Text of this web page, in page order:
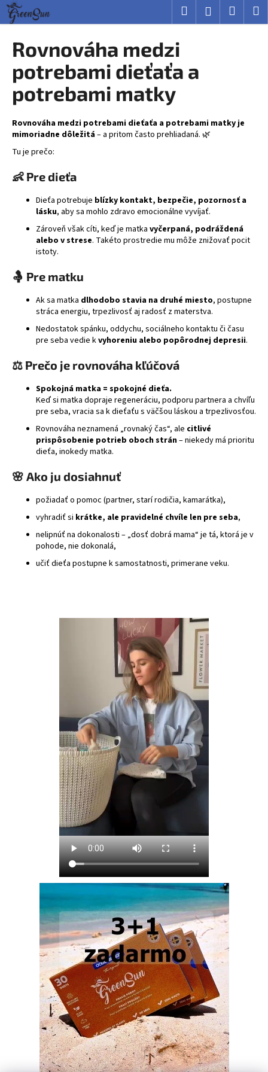
Prejsť
obsah
Hľadať Prihlásenie
Rovnováha medzi
potrebami dieťaťa a
potrebami matky
Rovnováha medzi potrebami dieťaťa a potrebami matky je
mimoriadne dôležitá– a pritom často prehliadaná. 🌿
Tu je prečo:
👶 Pre dieťa
Dieťa potrebuje blízky kontakt, bezpečie, pozornosť a
lásku, aby sa mohlo zdravo emocionálne vyvíjať.
Zároveň však cíti, keď je matka vyčerpaná, podráždená
alebo v strese. Takéto prostredie mu môže znižovať pocit
istoty.
🤱 Pre matku
Ak sa matka dlhodobo stavia na druhé miesto, postupne
stráca energiu, trpezlivosť aj radosť z materstva.
Nedostatok spánku, oddychu, sociálneho kontaktu či času
pre seba vedie kvyhoreniu alebo popôrodnej depresii.
⚖️ Prečo je rovnováha kľúčová
Spokojná matka = spokojné dieťa.
Keď si matka dopraje regeneráciu, podporu partnera a chvíľu
pre seba, vracia sa k dieťaťu s väčšou láskou a trpezlivosťou.
Rovnováha neznamená „rovnaký čas“, ale citlivé
prispôsobenie potrieb oboch strán– niekedy má prioritu
dieťa, inokedy matka.
🌸 Ako ju dosiahnuť
požiadať o pomoc (partner, starí rodičia, kamarátka),
vyhradiť si krátke, ale pravidelné chvíle len pre seba,
nelipnúť na dokonalosti – „dosť dobrá mama“ je tá, ktorá je v
pohode, nie dokonalá,
učiť dieťa postupne k samostatnosti, primerane veku.
K
o
Č
o
p
t
e
b
n
á
HĽADAŤ